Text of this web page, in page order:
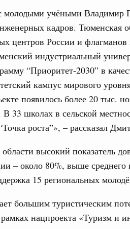
молодыми учёными Владимир
кадров. Тюменская
центров России и флагманов
индустриальный
“Приоритет-2030” в
кампус мирового
появилось более 20 тыс.
В 33 школах в сельской
роста”», – рассказал
высокий показатель
– около 80%, выше
15 региональных
большим туристическим
нацпроекта «Туризм и
их последствий
правкомиссии по ликвидации
проливе
по числу заявлений от
«Профессионалитет»
Интеграция на пространстве СНГ
заседания Евразийского
на пространстве СНГ
совета в
актуальные задачи углубления
кооперации в области
администрирования, развитие